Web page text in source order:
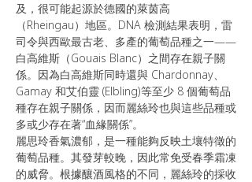
及，很可能起源於德國的萊茵高
（Rheingau）地區。DNA 檢測結果表明，雷
司令與西歐最古老、多產的葡萄品種之一——
白高維斯（Gouais Blanc）之間存在親子關
係。因為白高維斯同時還與 Chardonnay、
Gamay 和艾伯靈 (Elbling)等至少 8 個葡萄品
種存在親子關係，因而麗絲玲也與這些品種或
多或少存在著“血緣關係”。
麗思玲香氣濃郁，是一種能夠反映土壤特徵的
葡萄品種。其發芽較晚，因此常免受春季霜凍
的威脅。根據釀酒風格的不同，麗絲玲的採收